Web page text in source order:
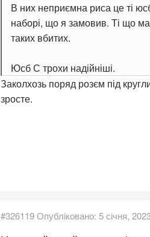
В них неприємна риса це ті
наборі, що я замовив. Ті що
таких вбитих.
Юсб С трохи надійніші.
Заколхозь поряд розєм під
зросте.
#326119Опубліковано: 5 січня,